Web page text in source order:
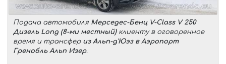
Подача автомобиля Мерседес-Бенц V-Class V 250
Дизель Long (8-ми местный)клиенту в оговоренное
время и трансфер из Альп-д'Юэз в Аэропорт
Гренобль Альп Изер.